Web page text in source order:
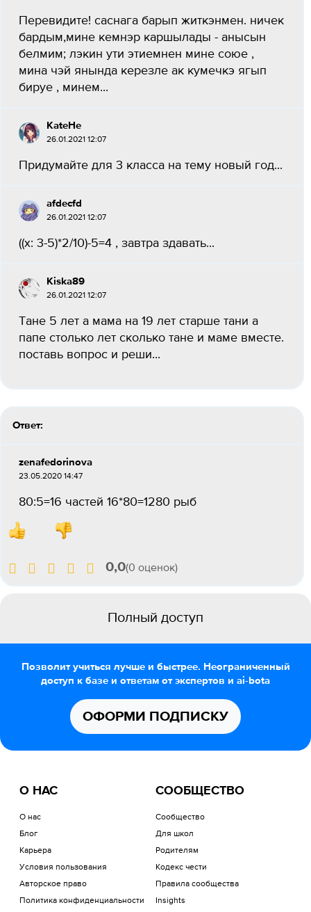
Перевидите! саснага барып житкэнмен. ничек
бардым,мине кемнэр каршылады - анысын
белмим; лэкин ути этиемнен мине союе ,
мина чэй янында керезле ак кумечкэ ягып
бируе , минем...
KateHe
26.01.2021 12:07
Придумайте для 3 класса на тему новый год...
afdecfd
26.01.2021 12:07
((х: 3-5)*2/10)-5=4 , завтра здавать...
Kiska89
26.01.2021 12:07
Тане 5 лет а мама на 19 лет старше тани а
папе столько лет сколько тане и маме вместе.
поставь вопрос и реши...
Ответ:
zenafedorinova
23.05.2020 14:47
80:5=16 частей 16*80=1280 рыб
0,0(0 оценок)
Полный доступ
Позволит учиться лучше и быстрее. Неограниченный
доступ к базе и ответам от экспертов и ai-bota
ОФОРМИ ПОДПИСКУ
О НАС
О нас
Блог
Карьера
Условия пользования
Авторское право
Политика конфиденциальности
СООБЩЕСТВО
Сообщество
Для школ
Родителям
Кодекс чести
Правила сообщества
Insights